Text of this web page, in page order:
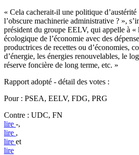
« Cela cacherait-il une politique
l’obscure machinerie administrative ? »,
président du groupe EELV, qui appelle à «
écologique de l’économie avec des
productrices de recettes ou d’économies,
d’énergie, les énergies renouvelables, le
réserve foncière de long terme, etc. »
Rapport adopté - détail des votes :
Pour : PSEA, EELV, FDG, PRG
Contre : UDC, FN
lire -,
lire ,
lire et
lire